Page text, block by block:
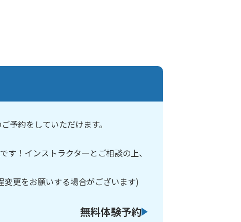
予約をしていただけます。
！インストラクターとご相談の上、
更をお願いする場合がございます)
無料体験予約